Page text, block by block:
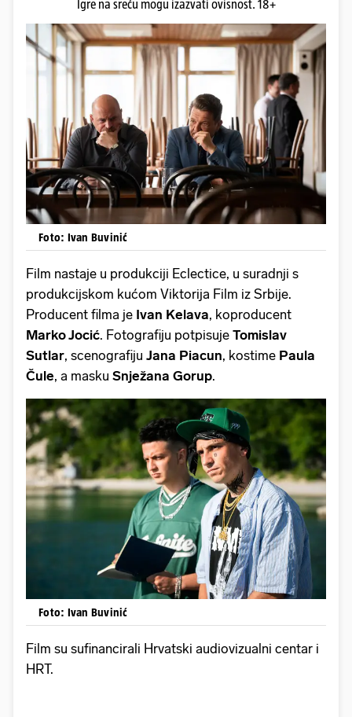
Igre na sreću mogu izazvati ovisnost. 18+
Foto: Ivan Buvinić
Film nastaje u produkciji Eclectice, u suradnji s
produkcijskom kućom Viktorija Film iz Srbije.
Producent filma je Ivan Kelava, koproducent
Marko Jocić. Fotografiju potpisuje Tomislav
Sutlar, scenografiju Jana Piacun, kostime Paula
Čule, a masku Snježana Gorup.
Foto: Ivan Buvinić
Film su sufinancirali Hrvatski audiovizualni centar i
HRT.